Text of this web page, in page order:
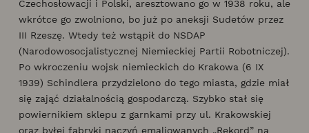
Czechosłowacji i Polski, aresztowano go w 1938 roku, ale
wkrótce go zwolniono, bo już po aneksji Sudetów przez
III Rzeszę. Wtedy też wstąpił do NSDAP
(Narodowosocjalistycznej Niemieckiej Partii Robotniczej).
Po wkroczeniu wojsk niemieckich do Krakowa (6 IX
1939) Schindlera przydzielono do tego miasta, gdzie miał
się zająć działalnością gospodarczą. Szybko stał się
powiernikiem sklepu z garnkami przy ul. Krakowskiej
oraz byłej fabryki naczyń emaliowanych „Rekord” na